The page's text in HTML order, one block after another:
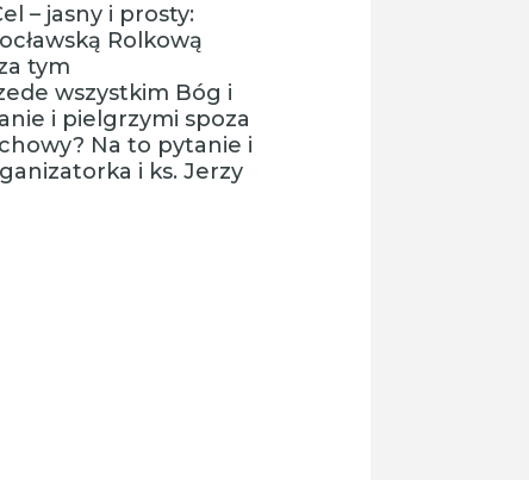
– jasny i prosty:
Rolkową
tym
wszystkim Bóg i
i pielgrzymi spoza
Na to pytanie i
i ks. Jerzy